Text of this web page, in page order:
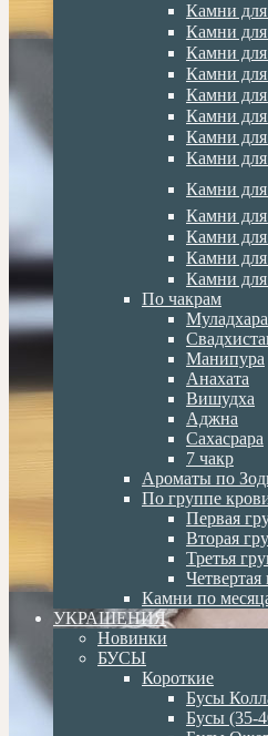
Камни
Камни для
Камни
Камни для
Камни для
Камни
Камни
Камни
Камни для
Камни для
Камни для
Камни
Камни
По чакрам
Муладхара
Манипура
Анахата
Вишудха
Аджна
Сахасрара
7 чакр
Ароматы по
По группе
Первая
Вторая
Третья
Камни по
УКРАШЕНИЯ
Новинки
БУСЫ
Короткие
Бусы
Бусы (35-